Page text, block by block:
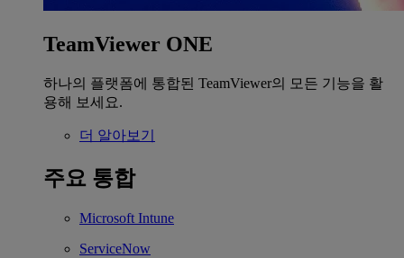
TeamViewer ONE
하나의 플랫폼에 통합된 TeamViewer의 모든 기능을 활
용해 보세요.
더 알아보기
주요 통합
Microsoft Intune
ServiceNow